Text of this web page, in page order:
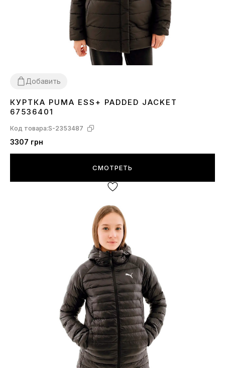
Добавить
XXS XS
КУРТКА PUMA ESS+ PADDED JACKET
67536401
Код товара:S-2353487
3307 грн
СМОТРЕТЬ